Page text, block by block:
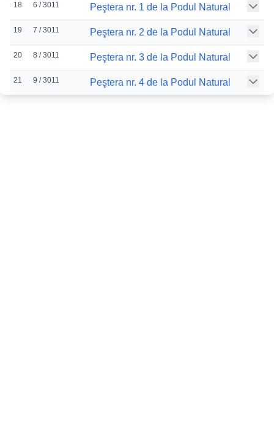
18 6 / 3011 Peştera nr. 1 de la Podul Natural
19 7 / 3011 Peştera nr. 2 de la Podul Natural
20 8 / 3011 Peştera nr. 3 de la Podul Natural
21 9 / 3011 Peştera nr. 4 de la Podul Natural